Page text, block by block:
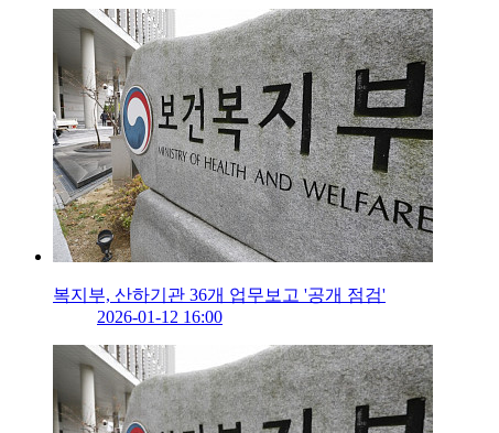
복지부, 산하기관 36개 업무보고 '공개 점검'
2026-01-12 16:00